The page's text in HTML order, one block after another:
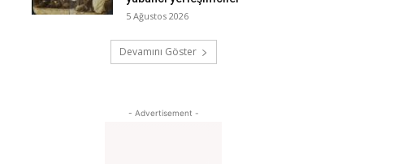
5 Ağustos 2026
Devamını Göster
- Advertisement -